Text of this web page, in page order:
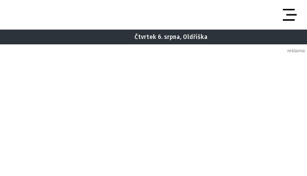
Čtvrtek 6. srpna, Oldřiška